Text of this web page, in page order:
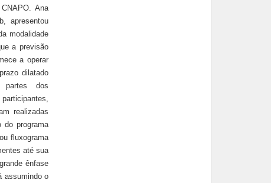
Ana
apresentou
modalidade
a previsão
a operar
dilatado
partes dos
realizadas
do programa
fluxograma
até sua
ênfase
assumindo o